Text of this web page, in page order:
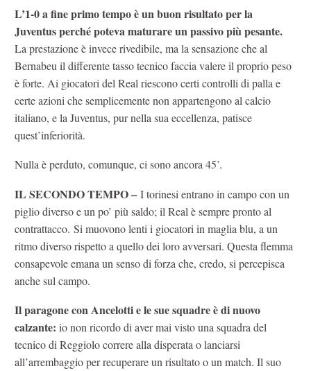
L’1-0 a fine primo tempo è un buon risultato per la
Juventus perché poteva maturare un passivo più pesante.
La prestazione è invece rivedibile, ma la sensazione che al
Bernabeu il differente tasso tecnico faccia valere il proprio peso
è forte. Ai giocatori del Real riescono certi controlli di palla e
certe azioni che semplicemente non appartengono al calcio
italiano, e la Juventus, pur nella sua eccellenza, patisce
quest’inferiorità.
Nulla è perduto, comunque, ci sono ancora 45’.
IL SECONDO TEMPO – I torinesi entrano in campo con un
piglio diverso e un po’ più saldo; il Real è sempre pronto al
contrattacco. Si muovono lenti i giocatori in maglia blu, a un
ritmo diverso rispetto a quello dei loro avversari. Questa flemma
consapevole emana un senso di forza che, credo, si percepisca
anche sul campo.
Il paragone con Ancelotti e le sue squadre è di nuovo
calzante: io non ricordo di aver mai visto una squadra del
tecnico di Reggiolo correre alla disperata o lanciarsi
all’arrembaggio per recuperare un risultato o un match. Il suo